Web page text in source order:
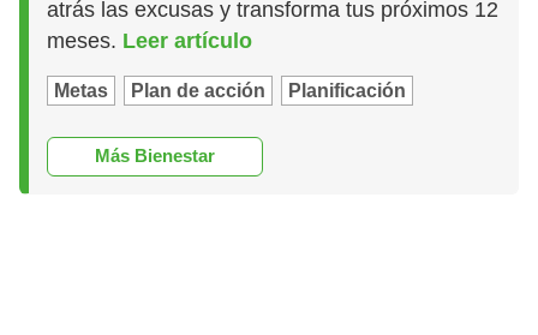
atrás las excusas y transforma tus próximos 12
meses. Leer artículo
Metas Plan de acción Planificación
Más Bienestar